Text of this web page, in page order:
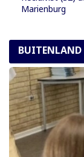
Marienburg
BUITENLAND